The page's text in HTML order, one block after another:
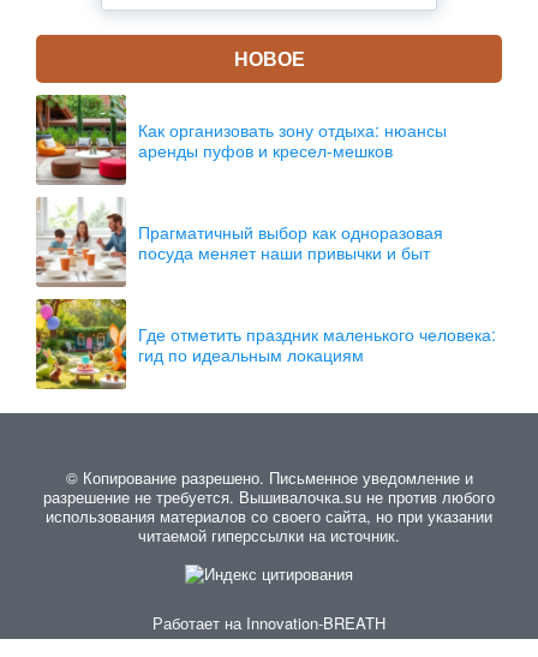
НОВОЕ
Как организовать зону отдыха: нюансы
аренды пуфов и кресел-мешков
Прагматичный выбор как одноразовая
посуда меняет наши привычки и быт
Где отметить праздник маленького человека:
гид по идеальным локациям
© Копирование разрешено. Письменное уведомление и
разрешение не требуется. Вышивалочка.su не против любого
использования материалов со своего сайта, но при указании
читаемой гиперссылки на источник.
Работает на Innovation-BREATH